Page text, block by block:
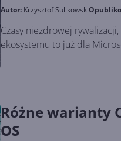
Autor: Krzysztof Sulikowski
Czasy niezdrowej
ekosystemu to już dla
Różne warianty
OS